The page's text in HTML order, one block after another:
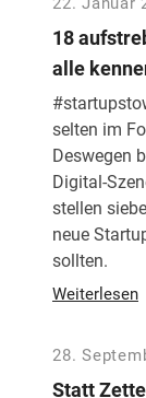
18
alle
selten im
Deswegen
Digital-
stellen
neue
sollten.
Weiterlesen
28.
Statt